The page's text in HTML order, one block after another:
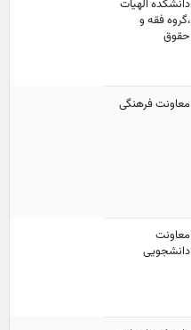
دانشکده الهیات
،گروه فقه و
حقوق
معاونت فرهنگی
معاونت
دانشجویی